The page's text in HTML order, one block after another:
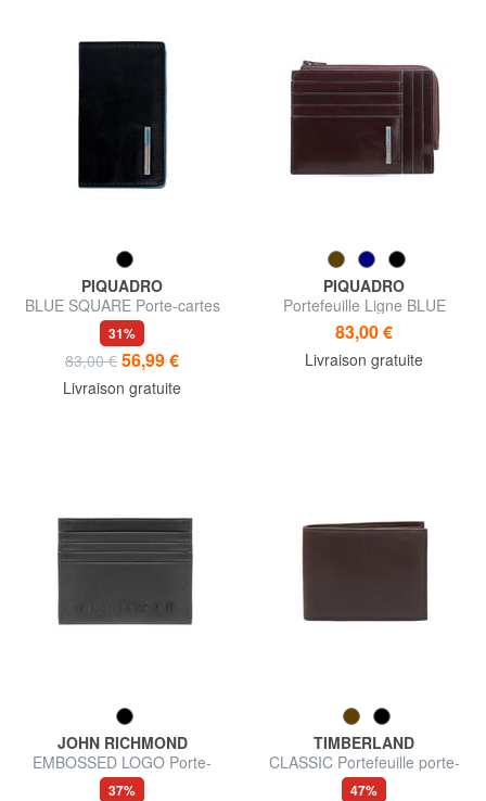
PIQUADRO
BLUE SQUARE Porte-cartes
de visite en cuir
31%
83,00 € 56,99 €
Livraison gratuite
PIQUADRO
Portefeuille Ligne BLUE
SQUARE
83,00 €
Livraison gratuite
JOHN RICHMOND
EMBOSSED LOGO Porte-
cartes plat en cuir
37%
TIMBERLAND
CLASSIC Portefeuille porte-
monnaie en cuir
47%